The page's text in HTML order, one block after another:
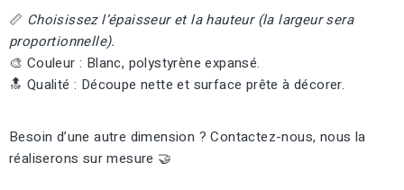
📏 Choisissez l’épaisseur et la hauteur (la largeur sera
proportionnelle).
🎨 Couleur : Blanc, polystyrène expansé.
🔝 Qualité : Découpe nette et surface prête à décorer.
Besoin d’une autre dimension ? Contactez-nous, nous la
réaliserons sur mesure 🤝